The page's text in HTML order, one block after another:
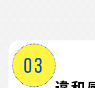
03